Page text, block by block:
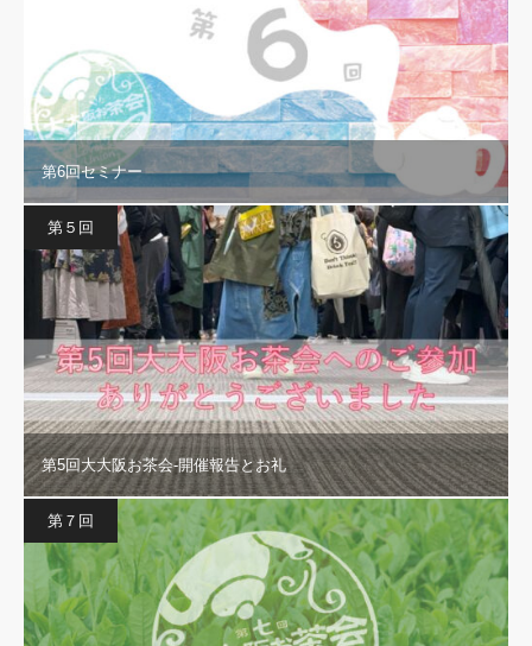
第6回セミナー
第５回
第5回大大阪お茶会-開催報告とお礼
第７回